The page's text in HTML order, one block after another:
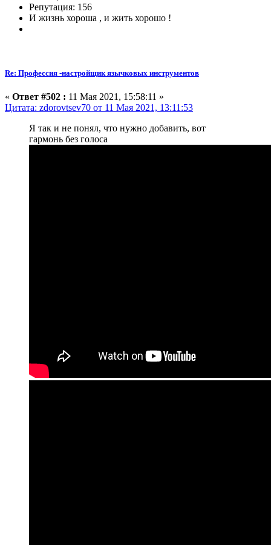
Репутация: 156
И жизнь хороша , и жить хорошо !
Re: Профессия -настройщик язычковых инструментов
« Ответ #502 : 11 Мая 2021, 15:58:11 »
Цитата: zdorovtsev70 от 11 Мая 2021, 13:11:53
Я так и не понял, что нужно добавить, вот
гармонь без голоса